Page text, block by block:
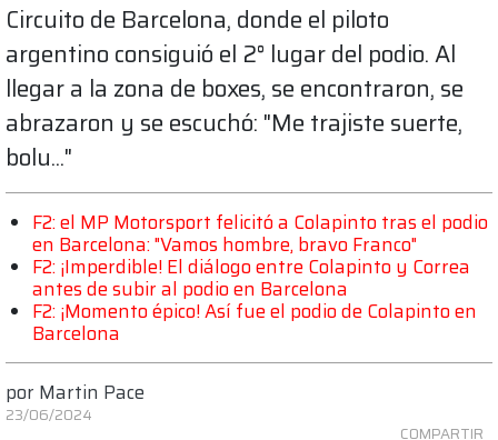
Circuito de Barcelona, donde el piloto
argentino consiguió el 2° lugar del podio. Al
llegar a la zona de boxes, se encontraron, se
abrazaron y se escuchó: "Me trajiste suerte,
bolu..."
F2: el MP Motorsport felicitó a Colapinto tras el podio
en Barcelona: "Vamos hombre, bravo Franco"
F2: ¡Imperdible! El diálogo entre Colapinto y Correa
antes de subir al podio en Barcelona
F2: ¡Momento épico! Así fue el podio de Colapinto en
Barcelona
por Martin Pace
23/06/2024
COMPARTIR